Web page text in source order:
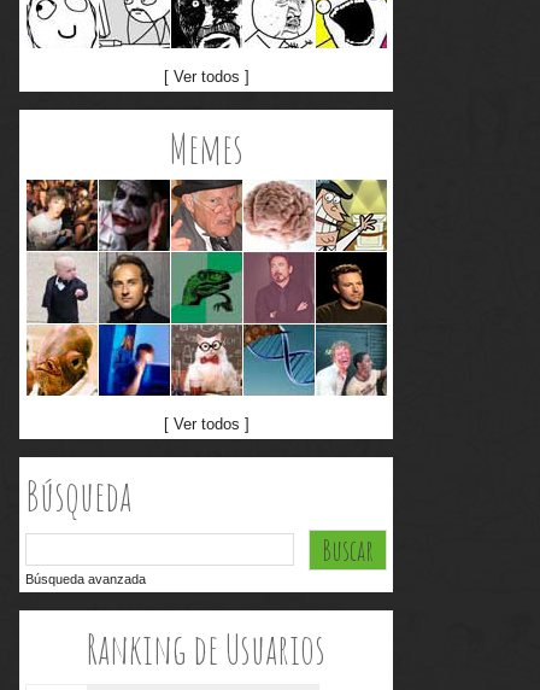
[ Ver todos ]
Memes
[ Ver todos ]
Búsqueda
Búsqueda avanzada
Ranking de Usuarios